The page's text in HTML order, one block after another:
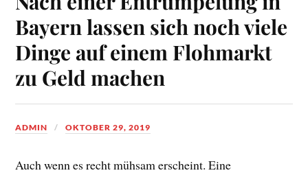
Bayern lassen sich noch viele
Dinge auf einem Flohmarkt
zu Geld machen
ADMIN OKTOBER 29, 2019
Auch wenn es recht mühsam erscheint. Eine